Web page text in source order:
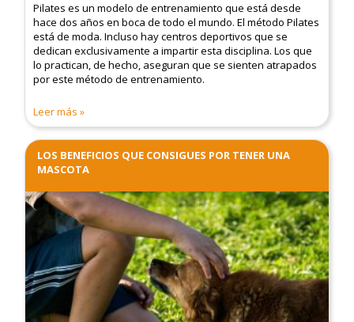
Pilates es un modelo de entrenamiento que está desde
hace dos años en boca de todo el mundo. El método Pilates
está de moda. Incluso hay centros deportivos que se
dedican exclusivamente a impartir esta disciplina. Los que
lo practican, de hecho, aseguran que se sienten atrapados
por este método de entrenamiento.
Leer más
LOS BENEFICIOS QUE CONSIGUES POR TENER UNA
MASCOTA